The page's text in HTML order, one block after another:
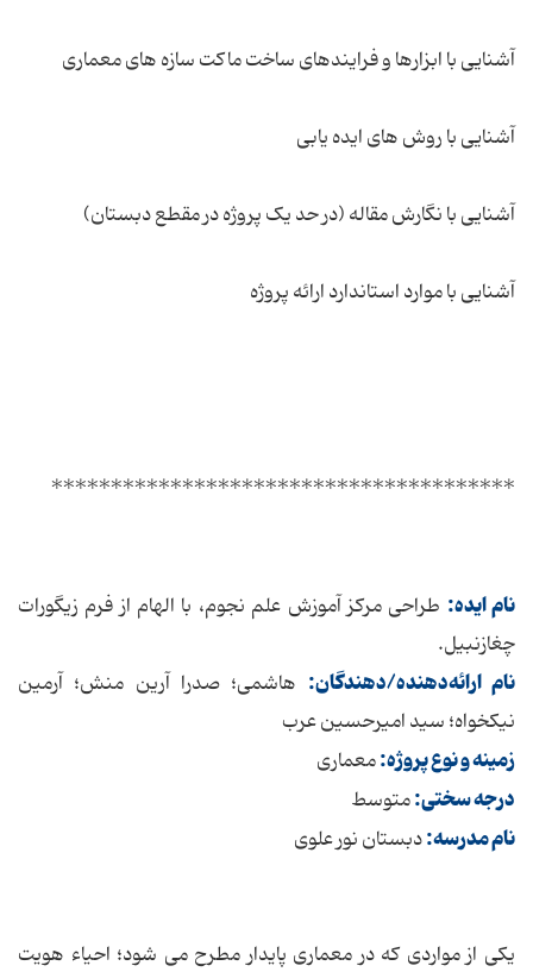
آشنایی با ابزارها و فرایندهای ساخت ماکت سازه های معماری
آشنایی با روش های ایده یابی
آشنایی با نگارش مقاله (در حد یک پروژه در مقطع دبستان)
آشنایی با موارد استاندارد ارائه پروژه
***************************************
نام ایده: طراحی مرکز آموزش علم نجوم، با الهام از فرم زیگورات
چغازنبیل.
نام ارائه‌دهنده/دهندگان: هاشمی؛ صدرا آرین منش؛ آرمین
نیکخواه؛ سید امیرحسین عرب
زمینه و نوع پروژه:معماری
درجه سختی:متوسط
نام مدرسه:دبستان نور علوی
یکی از مواردی که در معماری پایدار مطرح می شود؛ احیاء هویت